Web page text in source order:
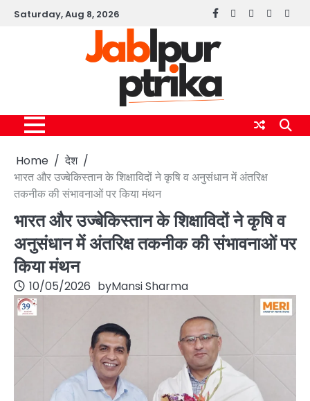
SkipSaturday, Aug 8, 2026 Facebook
instagram
twitterlinkedin
Home
देश
भारत और उज्बेकिस्तान के शिक्षाविदों ने कृषि व अनुसंधान में अंतरिक्ष
तकनीक की संभावनाओं पर किया मंथन
भारत और उज्बेकिस्तान के शिक्षाविदों ने कृषि व
अनुसंधान में अंतरिक्ष तकनीक की संभावनाओं पर
किया मंथन
10/05/2026 byMansi Sharma